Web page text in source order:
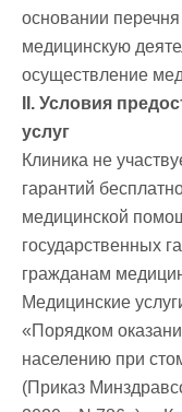
основании
медицинскую
осуществление
II. Условия
услуг
Клиника не
гарантий
медицинской
государственных
гражданам
Медицинские
«Порядком
населению при
(Приказ